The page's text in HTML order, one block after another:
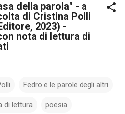
della parola" - a
di Cristina Polli
2023) -
nota di lettura di
Fedro e le parole degli altri
di lettura poesia